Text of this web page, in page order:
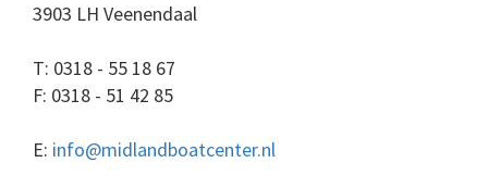
3903 LH Veenendaal
T: 0318 - 55 18 67
F: 0318 - 51 42 85
E: info@midlandboatcenter.nl